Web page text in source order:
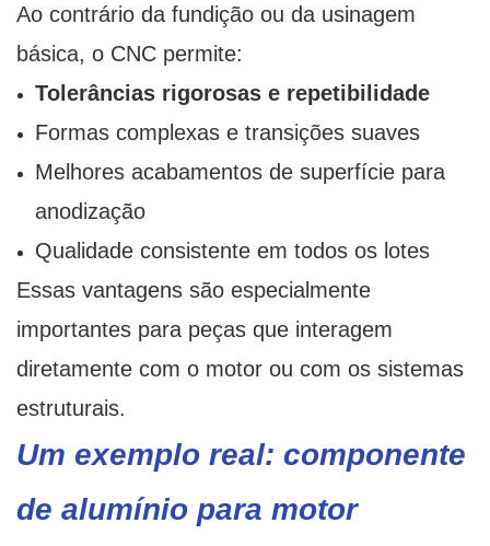
Ao contrário da fundição ou da usinagem
básica, o CNC permite:
Tolerâncias rigorosas e repetibilidade
Formas complexas e transições suaves
Melhores acabamentos de superfície para
anodização
Qualidade consistente em todos os lotes
Essas vantagens são especialmente
importantes para peças que interagem
diretamente com o motor ou com os sistemas
estruturais.
Um exemplo real: componente
de alumínio para motor